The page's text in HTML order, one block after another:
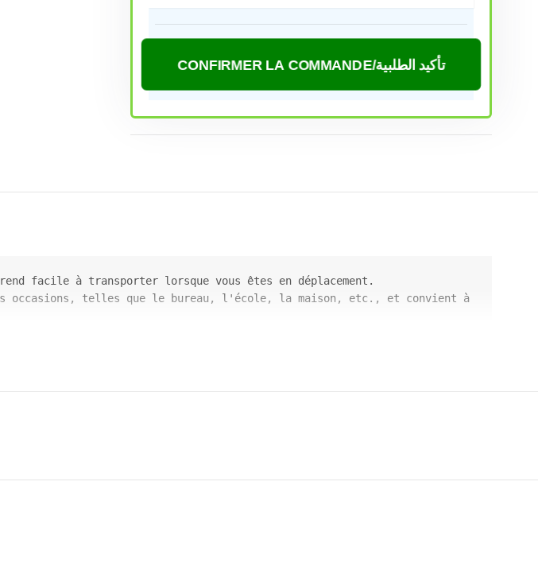
CONFIRMER LA COMMANDE/تأكيد الطلبية
facile à transporter lorsque vous êtes en déplacement.
telles que le bureau, l'école, la maison, etc., et convient à